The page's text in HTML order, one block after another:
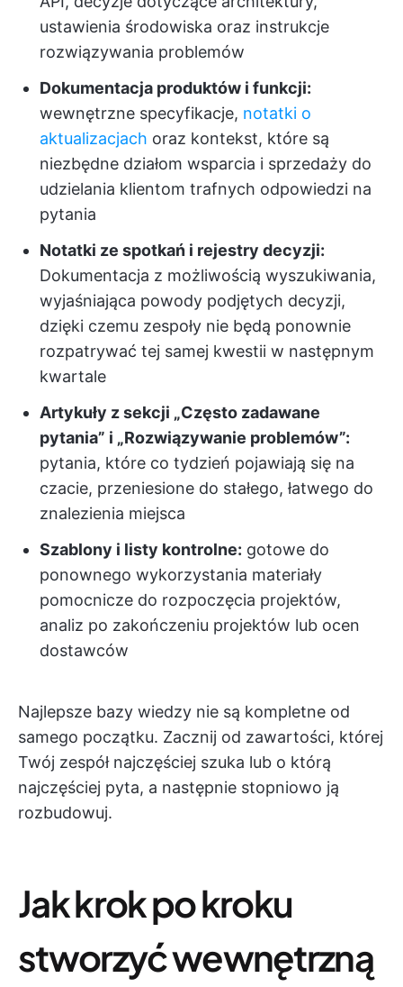
ustawienia środowiska oraz instrukcje
rozwiązywania problemów
Dokumentacja produktów i funkcji:
wewnętrzne specyfikacje, notatki o
aktualizacjach oraz kontekst, które są
niezbędne działom wsparcia i sprzedaży do
udzielania klientom trafnych odpowiedzi na
pytania
Notatki ze spotkań i rejestry decyzji:
Dokumentacja z możliwością wyszukiwania,
wyjaśniająca powody podjętych decyzji,
dzięki czemu zespoły nie będą ponownie
rozpatrywać tej samej kwestii w następnym
kwartale
Artykuły z sekcji „Często zadawane
pytania” i „Rozwiązywanie problemów”:
pytania, które co tydzień pojawiają się na
czacie, przeniesione do stałego, łatwego do
znalezienia miejsca
Szablony i listy kontrolne: gotowe do
ponownego wykorzystania materiały
pomocnicze do rozpoczęcia projektów,
analiz po zakończeniu projektów lub ocen
dostawców
Najlepsze bazy wiedzy nie są kompletne od
samego początku. Zacznij od zawartości, której
Twój zespół najczęściej szuka lub o którą
najczęściej pyta, a następnie stopniowo ją
rozbudowuj.
Jak krok po kroku
stworzyć wewnętrzną